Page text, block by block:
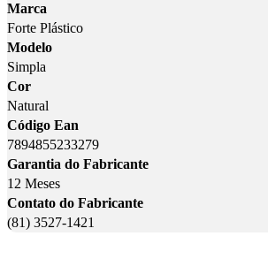
Marca
Forte Plástico
Modelo
Simpla
Cor
Natural
Código Ean
7894855233279
Garantia do Fabricante
12 Meses
Contato do Fabricante
(81) 3527-1421